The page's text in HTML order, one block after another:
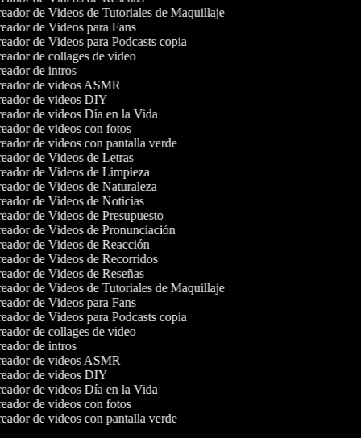
de Videos de Tutoriales de Maquillaje
de Videos para Fans
de Videos para Podcasts copia
de collages de video
de intros
de videos ASMR
de videos DIY
de videos Día en la Vida
de videos con fotos
de videos con pantalla verde
de Videos de Letras
de Videos de Limpieza
de Videos de Naturaleza
de Videos de Noticias
de Videos de Presupuesto
de Videos de Pronunciación
de Videos de Reacción
de Videos de Recorridos
de Videos de Reseñas
de Videos de Tutoriales de Maquillaje
de Videos para Fans
de Videos para Podcasts copia
de collages de video
de intros
de videos ASMR
de videos DIY
de videos Día en la Vida
de videos con fotos
de videos con pantalla verde